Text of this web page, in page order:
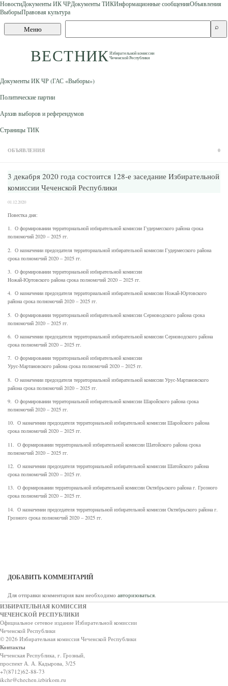
Skip to content
НовостиДокументы ИК ЧРДокументы ТИКИнформационные сообщенияОбъявления
ВыборыПравовая культура
Меню
ВЕСТНИКИзбирательной комиссии
Чеченской Республики
сайту
⌕
Документы ИК ЧР (ГАС «Выборы»)
Политические партии
Архив выборов и референдумов
Страницы ТИК
ОБЪЯВЛЕНИЯ 0
3 декабря 2020 года состоится 128-е заседание Избирательной
комиссии Чеченской Республики
01.12.2020
Повестка дня:
1. О формировании территориальной избирательной комиссии Гудермесского района срока
полномочий 2020 – 2025 гг.
2. О назначении председателя территориальной избирательной комиссии Гудермесского района
срока полномочий 2020 – 2025 гг.
3. О формировании территориальной избирательной комиссии
Ножай-Юртовского района срока полномочий 2020 – 2025 гг.
4. О назначении председателя территориальной избирательной комиссии Ножай-Юртовского
района срока полномочий 2020 – 2025 гг.
5. О формировании территориальной избирательной комиссии Серноводского района срока
полномочий 2020 – 2025 гг.
6. О назначении председателя территориальной избирательной комиссии Серноводского района
срока полномочий 2020 – 2025 гг.
7. О формировании территориальной избирательной комиссии
Урус-Мартановского района срока полномочий 2020 – 2025 гг.
8. О назначении председателя территориальной избирательной комиссии Урус-Мартановского
района срока полномочий 2020 – 2025 гг.
9. О формировании территориальной избирательной комиссии Шаройского района срока
полномочий 2020 – 2025 гг.
10. О назначении председателя территориальной избирательной комиссии Шаройского района
срока полномочий 2020 – 2025 гг.
11. О формировании территориальной избирательной комиссии Шатойского района срока
полномочий 2020 – 2025 гг.
12. О назначении председателя территориальной избирательной комиссии Шатойского района
срока полномочий 2020 – 2025 гг.
13. О формировании территориальной избирательной комиссии Октябрьского района г. Грозного
срока полномочий 2020 – 2025 гг.
14. О назначении председателя территориальной избирательной комиссии Октябрьского района г.
Грозного срока полномочий 2020 – 2025 гг.
ДОБАВИТЬ КОММЕНТАРИЙ
Для отправки комментария вам необходимо авторизоваться.
ИЗБИРАТЕЛЬНАЯ КОМИССИЯ
ЧЕЧЕНСКОЙ РЕСПУБЛИКИ
Официальное сетевое издание Избирательной комиссии
Чеченской Республики
© 2026 Избирательная комиссия Чеченской Республики
Контакты
Чеченская Республика, г. Грозный,
проспект А. А. Кадырова, 3/25
+7(8712)62-88-73
ikchr@chechen.izbirkom.ru